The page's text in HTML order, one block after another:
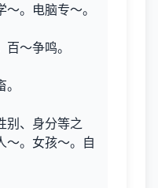
。电脑专～。
～争鸣。
别、身分等之
～。女孩～。自